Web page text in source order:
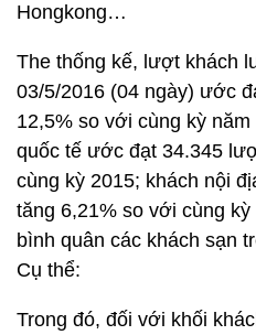
Hongkong…
The thống kế, lượt khách
03/5/2016 (04 ngày) ước
12,5% so với cùng kỳ
quốc tế ước đạt 34.345
cùng kỳ 2015; khách nội
tăng 6,21% so với cùng
bình quân các khách sạn
Cụ thể:
Trong đó, đối với khối